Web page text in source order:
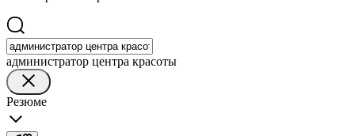
администратор центра красоты
Резюме